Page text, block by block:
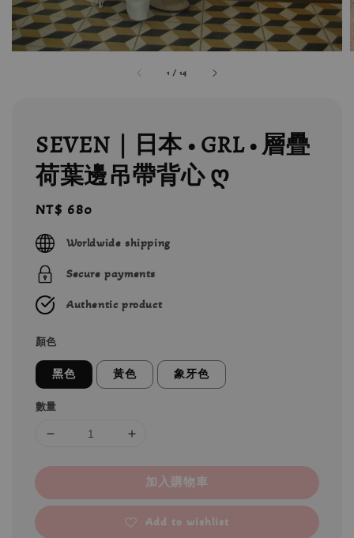
1 /14
SEVEN｜日本 • GRL • 層疊
荷葉邊吊帶背心 ღ
Regular
price
NT$ 680
Worldwide shipping
Secure payments
Authentic product
顏色
黑色 黃色 象牙色
數量
加入購物車
Add to wishlist